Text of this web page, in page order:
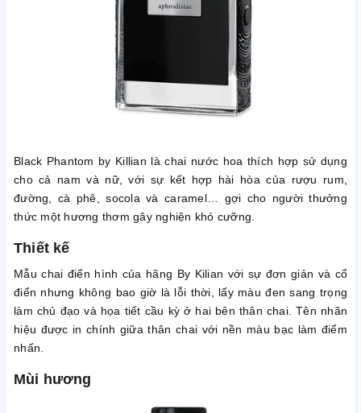
Black Phantom by Killian là chai nước hoa thích hợp sử dụng
cho cả nam và nữ, với sự kết hợp hài hòa của rượu rum,
đường, cà phê, socola và caramel… gợi cho người thưởng
thức một hương thơm gây nghiện khó cưỡng.
Thiết kế
Mẫu chai điển hình của hãng By Kilian với sự đơn giản và cổ
điển nhưng không bao giờ là lỗi thời, lấy màu đen sang trọng
làm chủ đạo và họa tiết cầu kỳ ở hai bên thân chai. Tên nhãn
hiệu được in chính giữa thân chai với nền màu bạc làm điểm
nhấn.
Mùi hương